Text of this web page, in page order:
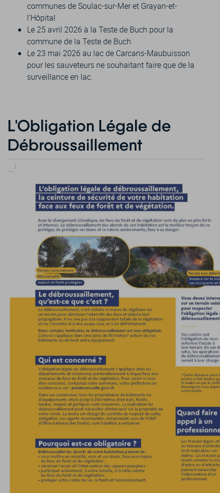
communes de Soulac-sur-Mer et Grayan-et-
l’Hôpital
Le 25 avril 2026 à la Teste de Buch pour la
commune de la Teste de Buch
Le 23 mai 2026 au lac de Carcans-Maubuisson
pour les sauveteurs ne souhaitant faire que de la
surveillance en lac.
L'Obligation Légale de
Débroussaillement